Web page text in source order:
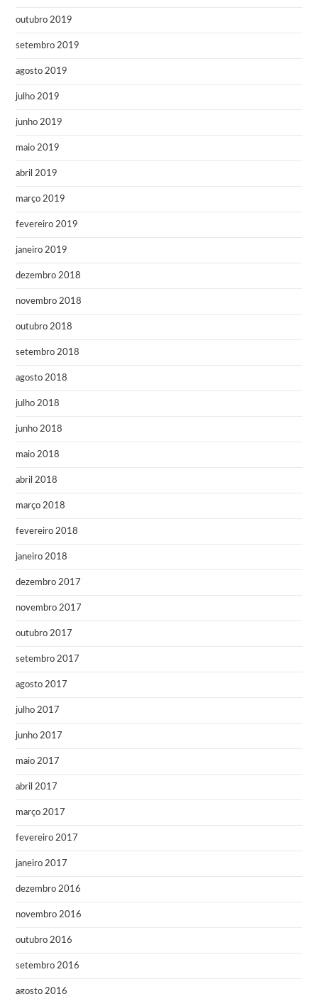
outubro 2019
setembro 2019
agosto 2019
julho 2019
junho 2019
maio 2019
abril 2019
março 2019
fevereiro 2019
janeiro 2019
dezembro 2018
novembro 2018
outubro 2018
setembro 2018
agosto 2018
julho 2018
junho 2018
maio 2018
abril 2018
março 2018
fevereiro 2018
janeiro 2018
dezembro 2017
novembro 2017
outubro 2017
setembro 2017
agosto 2017
julho 2017
junho 2017
maio 2017
abril 2017
março 2017
fevereiro 2017
janeiro 2017
dezembro 2016
novembro 2016
outubro 2016
setembro 2016
agosto 2016